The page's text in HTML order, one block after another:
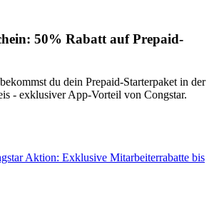
50% Rabatt auf Prepaid-
du dein Prepaid-Starterpaket in der
- exklusiver App-Vorteil von Congstar.
Aktion: Exklusive Mitarbeiterrabatte bis